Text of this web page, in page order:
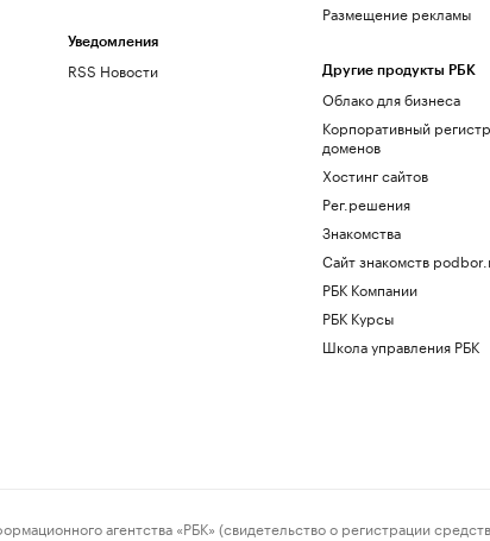
Уведомления
RSS Новости
Размещение рекламы
Другие продукты РБК
Облако для бизнеса
Корпоративный
доменов
Хостинг сайтов
Рег.решения
Знакомства
Сайт знакомств
РБК Компании
РБК Курсы
Школа управления РБК
агентства «РБК» (свидетельство о регистрации